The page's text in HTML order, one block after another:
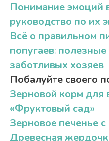
Понимание эмоций
руководство по их
Всё о правильном
попугаев:
заботливых хозяев
Побалуйте своего
Зерновой корм для
«Фруктовый сад»
Зерновое печенье
Древесная